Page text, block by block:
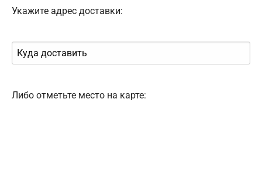
Укажите адрес доставки:
Либо отметьте место на карте: